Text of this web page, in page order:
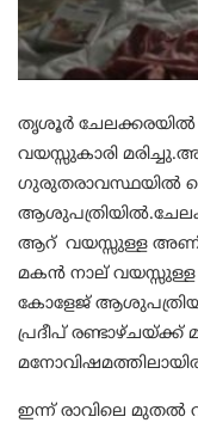
തൃശൂർ ചേലക്കരയിൽ
വയസ്സുകാരി
ഗുരുതരാവസ്ഥയിൽ
ആറ് വയസ്സുള്ള
മകൻ നാല്
കോളേജ്
പ്രദീപ് രണ്ടാഴ്ചയ്ക്ക്
ഇന്ന് രാവിലെ മുതൽ